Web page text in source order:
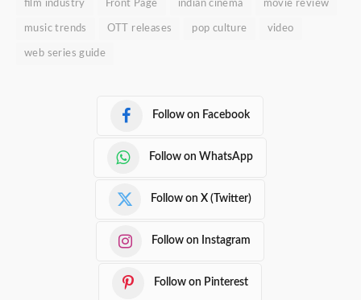
film industry Front Page indian cinema movie review
music trends OTT releases pop culture video
web series guide
Follow on Facebook
Follow on WhatsApp
Follow on X (Twitter)
Follow on Instagram
Follow on Pinterest